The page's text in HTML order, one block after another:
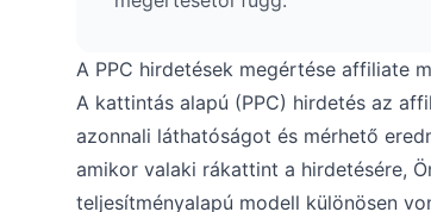
A PPC hirdetések megértése affiliate
A kattintás alapú (PPC) hirdetés az
azonnali láthatóságot és mérhető
amikor valaki rákattint a hirdetésére,
teljesítményalapú modell különösen